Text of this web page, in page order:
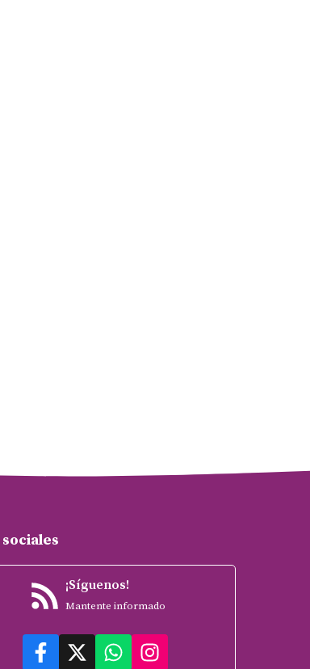
¡Síguenos!
Mantente informado